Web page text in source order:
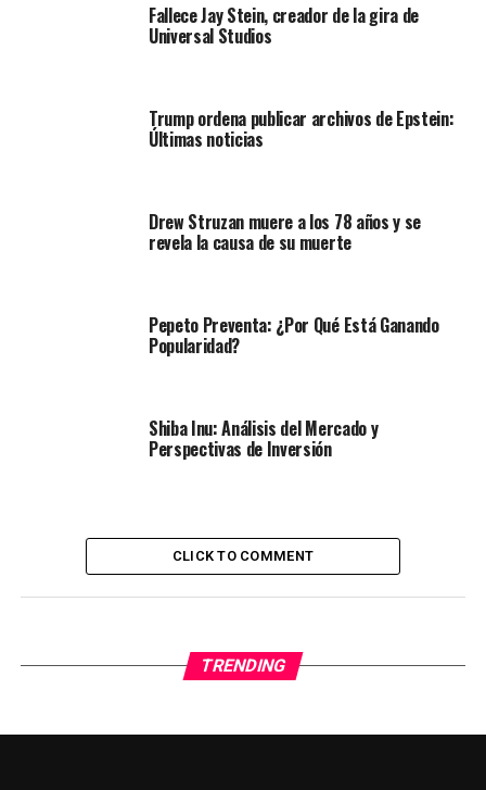
Fallece Jay Stein, creador de la gira de
Universal Studios
Trump ordena publicar archivos de Epstein:
Últimas noticias
Drew Struzan muere a los 78 años y se
revela la causa de su muerte
Pepeto Preventa: ¿Por Qué Está Ganando
Popularidad?
Shiba Inu: Análisis del Mercado y
Perspectivas de Inversión
CLICK TO COMMENT
TRENDING